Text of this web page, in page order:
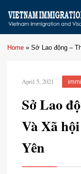
Home » Sở Lao động –
April 5, 2021
Sở Lao
Và Xã
Yên